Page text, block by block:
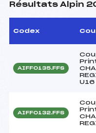
Résultats Alpin
Codex
AIFF0135.FFS
AIFF0132.FFS